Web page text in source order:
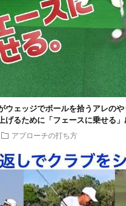
ウェッジでボールを拾うアレの
げるために「フェースに乗せる」
アプローチの打ち方